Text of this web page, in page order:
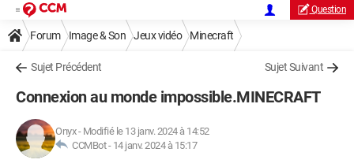
Question
Forum Image & Son Jeux vidéo Minecraft
Sujet Précédent Sujet Suivant
Connexion au monde impossible.MINECRAFT
Onyx- Modifié le 13 janv. 2024 à 14:52
CCMBot - 14 janv. 2024 à 15:17